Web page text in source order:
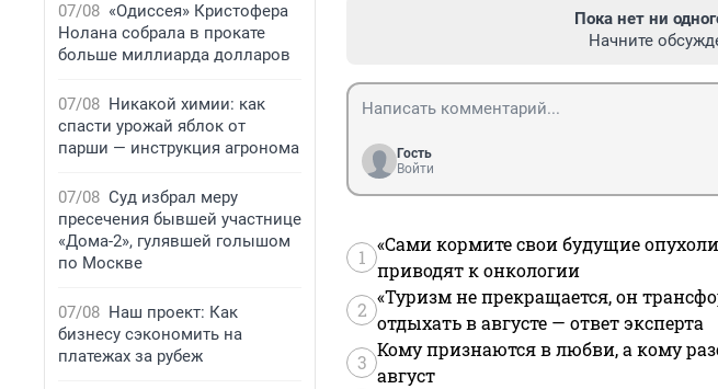
07/08 «Одиссея» Кристофера
Нолана собрала в прокате
больше миллиарда долларов
07/08 Никакой химии: как
спасти урожай яблок от
парши — инструкция агронома
07/08 Суд избрал меру
пресечения бывшей участнице
«Дома-2», гулявшей голышом
по Москве
07/08 Наш проект: Как
бизнесу сэкономить на
платежах за рубеж
Пока нет ни
Начните
Гость
Войти
1
«Сами кормите свои будущие
приводят к онкологии
2
«Туризм не прекращается, он
отдыхать в августе — ответ эксперта
3
Кому признаются в любви, а кому
август